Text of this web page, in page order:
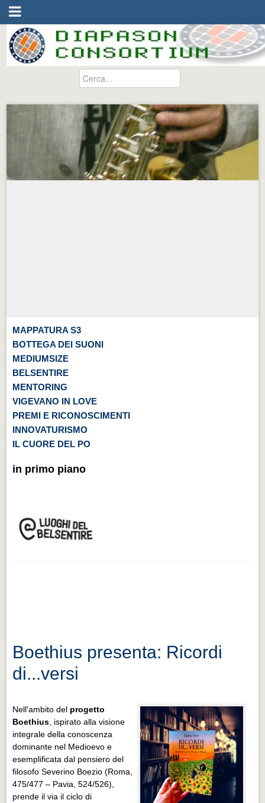
MAPPATURA S3
BOTTEGA DEI SUONI
MEDIUMSIZE
BELSENTIRE
MENTORING
VIGEVANO IN LOVE
PREMI E RICONOSCIMENTI
INNOVATURISMO
IL CUORE DEL PO
in primo piano
Boethius presenta: Ricordi
di...versi
Nell'ambito del progetto
Boethius , ispirato alla visione
integrale della conoscenza
dominante nel Medioevo e
esemplificata dal pensiero del
filosofo Severino Boezio (Roma,
475/477 – Pavia, 524/526),
prende il via il ciclo di